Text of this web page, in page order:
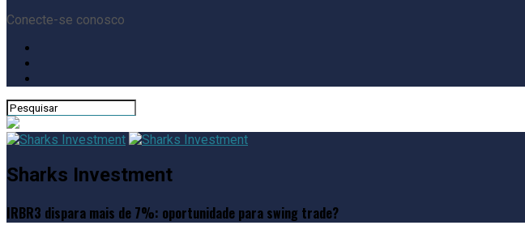
Conecte-se conosco
Sharks Investment
IRBR3 dispara mais de 7%: oportunidade para swing trade?